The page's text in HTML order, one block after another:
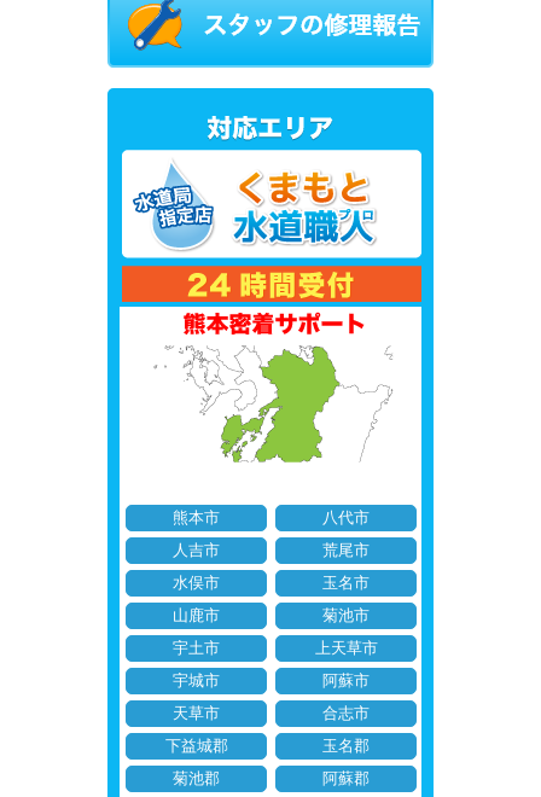
熊本市
八代市
人吉市
荒尾市
水俣市
玉名市
山鹿市
菊池市
宇土市
上天草市
宇城市
阿蘇市
天草市
合志市
下益城郡
玉名郡
菊池郡
阿蘇郡